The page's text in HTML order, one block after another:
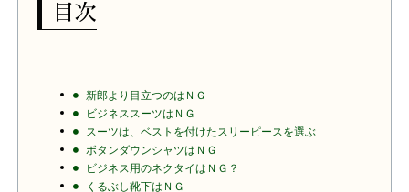
目次
新郎より目立つのはＮＧ
ビジネススーツはＮＧ
スーツは、ベストを付けたスリーピースを選ぶ
ボタンダウンシャツはＮＧ
ビジネス用のネクタイはＮＧ？
くるぶし靴下はＮＧ